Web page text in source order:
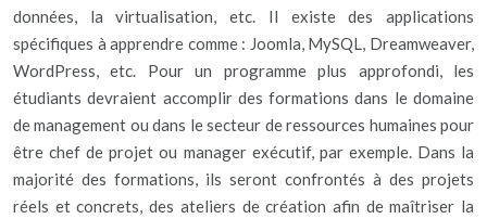
données, la virtualisation, etc. Il existe des applications
spécifiques à apprendre comme : Joomla, MySQL, Dreamweaver,
WordPress, etc. Pour un programme plus approfondi, les
étudiants devraient accomplir des formations dans le domaine
de management ou dans le secteur de ressources humaines pour
être chef de projet ou manager exécutif, par exemple. Dans la
majorité des formations, ils seront confrontés à des projets
réels et concrets, des ateliers de création afin de maîtriser la